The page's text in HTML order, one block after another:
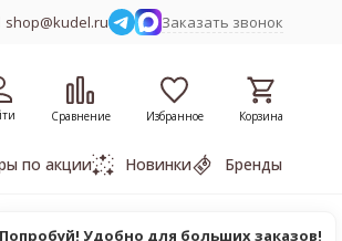
shop@kudel.ru Заказать звонок
Сравнение Избранное Корзина
по акции Новинки Бренды
Попробуй! Удобно для больших заказов!